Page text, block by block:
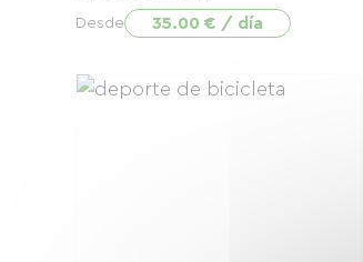
Desde 35.00 € / día